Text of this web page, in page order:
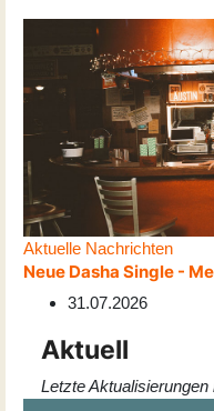
Aktuelle Nachrichten
Neue Dasha Single -
31.07.2026
Aktuell
Letzte Aktualisierungen